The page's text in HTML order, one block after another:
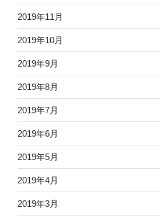
2019年11月
2019年10月
2019年9月
2019年8月
2019年7月
2019年6月
2019年5月
2019年4月
2019年3月